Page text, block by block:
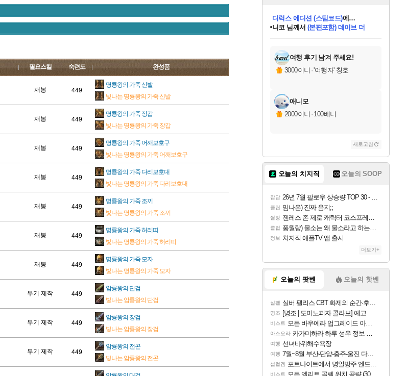
필요스킬 숙련도 완성품
재봉 449
명룡왕의 가죽 신발
빛나는 명룡왕의 가죽 신발
재봉 449
명룡왕의 가죽 장갑
빛나는 명룡왕의 가죽 장갑
재봉 449
명룡왕의 가죽 어깨보호구
빛나는 명룡왕의 가죽 어깨보호구
재봉 449
명룡왕의 가죽 다리보호대
빛나는 명룡왕의 가죽 다리보호대
재봉 449
명룡왕의 가죽 조끼
빛나는 명룡왕의 가죽 조끼
재봉 449
명룡왕의 가죽 허리띠
빛나는 명룡왕의 가죽 허리띠
재봉 449
명룡왕의 가죽 모자
빛나는 명룡왕의 가죽 모자
무기 제작 449
암룡왕의 단검
빛나는 암룡왕의 단검
무기 제작 449
암룡왕의 장검
빛나는 암룡왕의 장검
무기 제작 449
암룡왕의 전곤
빛나는 암룡왕의 전곤
교환.
당첨되셨습니다.
니코님께서(본편포함) 데이브 더
다이버 인 더 정글 번들 (스팀코드)
당첨되셨습니다.
당첨되셨습니다.
당첨되셨습니다.
당첨되셨습니다.
당첨되셨습니다.
에디션 (스팀코드) 를 교환.
당첨되셨습니다.
여행 후기 남겨 주세요!
3000이니 ·'여행자' 칭호
애니모
2000이니 · 100베니
새로고침
오늘의 치지직 오늘의 SOOP
잡담 26년 7월 팔로우 상승량 TOP 30 - 월간 치지직
클립 임나은) 진짜 음지;;
짤방 젠레스 존 제로 캐릭터 코스프레한 꽁주
클립 풍월량) 물소는 왜 물소라고 하는거야? 아! 그만 ㅋㅋ 알았어 ㅋㅋ
정보 치지직 애플TV 앱 출시
더보기+
오늘의 팟벤 오늘의 핫벤
실팰 실버 팰리스 CBT 화제의 순간·후기 모음
명조 [명조 | 도미노피자 콜라보] 예고
비스트 모든 바우에라 업그레이드 아이템 획득 위치 공략 (89개)
아스오라 카가미하라 하루 성우 정보 및 주요 필모
여행 선녀바위해수욕장
여행 7월~8월 부산-단양-충주-울진 다녀왔어요~
섭컬겜 포트나이트에서 명일방주 엔드필드 [펠리카] 판매 예정
비스트 모든 엘리트 골렘 위치 공략 (30개) - 방랑 결투가